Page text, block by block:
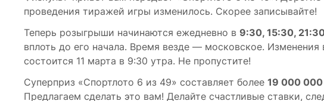
проведения тиражей игры изменилось. Скорее записывайте!
Теперь розыгрыши начинаются ежедневно в 9:30, 15:30,
вплоть до его начала. Время везде — московское.
состоится 11 марта в 9:30 утра. Не пропустите!
Суперприз «Спортлото 6 из 49» составляет более 19 000 000
Предлагаем сделать это вам! Делайте счастливые ставки,